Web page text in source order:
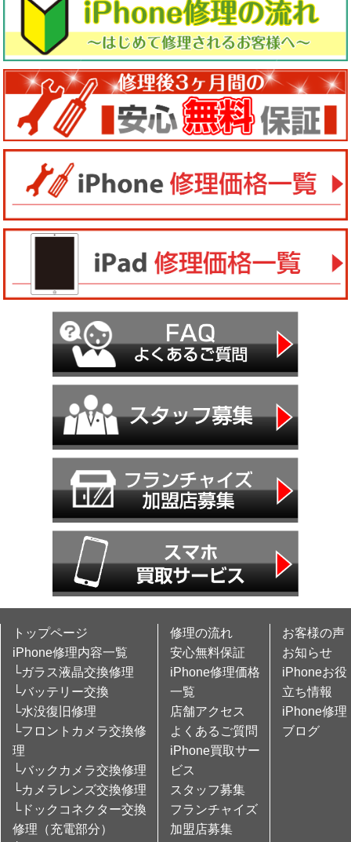
トップページ
iPhone修理内容一覧
└ガラス液晶交換修理
└バッテリー交換
└水没復旧修理
└フロントカメラ交換修
理
└バックカメラ交換修理
└カメラレンズ交換修理
└ドックコネクター交換
修理（充電部分）
修理の流れ
安心無料保証
iPhone修理価格
一覧
店舗アクセス
よくあるご質問
iPhone買取サー
ビス
スタッフ募集
フランチャイズ
加盟店募集
お客様の声
お知らせ
iPhoneお役
立ち情報
iPhone修理
ブログ